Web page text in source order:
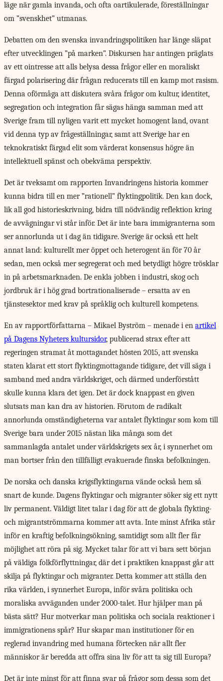
läge när gamla invanda, och ofta oartikulerade, föreställningar
om ”svenskhet” utmanas.
Debatten om den svenska invandringspolitiken har länge släpat
efter utvecklingen ”på marken”. Diskursen har antingen präglats
av ett ointresse att alls belysa dessa frågor eller en moraliskt
färgad polarisering där frågan reducerats till en kamp mot rasism.
Denna oförmåga att diskutera svåra frågor om kultur, identitet,
segregation och integration får sägas hänga samman med att
Sverige fram till nyligen varit ett mycket homogent land, ovant
vid denna typ av frågeställningar, samt att Sverige har en
teknokratiskt färgad elit som värderat konsensus högre än
intellektuell spänst och obekväma perspektiv.
Det är tveksamt om rapporten Invandringens historia kommer
kunna bidra till en mer ”rationell” flyktingpolitik. Den kan dock,
lik all god historieskrivning, bidra till nödvändig reflektion kring
de avvägningar vi står inför. Det är inte bara immigranterna som
ser annorlunda ut i dag än tidigare. Sverige är också ett helt
annat land: kulturellt mer öppet och heterogent än för 70 år
sedan, men också mer segregerat och med betydligt högre trösklar
in på arbetsmarknaden. De enkla jobben i industri, skog och
jordbruk är i hög grad bortrationaliserade – ersatta av en
tjänstesektor med krav på språklig och kulturell kompetens.
En av rapportförfattarna – Mikael Byström – menade i en artikel
på Dagens Nyheters kultursidor, publicerad strax efter att
regeringen stramat åt mottagandet hösten 2015, att svenska
staten klarat ett stort flyktingmottagande tidigare, det vill säga i
samband med andra världskriget, och därmed underförstått
skulle kunna klara det igen. Det är dock knappast en given
slutsats man kan dra av historien. Förutom de radikalt
annorlunda omständigheterna var antalet flyktingar som kom till
Sverige bara under 2015 nästan lika många som det
sammanlagda antalet under världskrigets sex år, i synnerhet om
man bortser från den tillfälligt evakuerade finska befolkningen.
De norska och danska krigsflyktingarna vände också hem så
snart de kunde. Dagens flyktingar och migranter söker sig ett nytt
liv permanent. Väldigt litet talar i dag för att de globala flykting-
och migrantströmmarna kommer att avta. Inte minst Afrika står
inför en kraftig befolkningsökning, samtidigt som allt fler får
möjlighet att röra på sig. Mycket talar för att vi bara sett början
på väldiga folkförflyttningar, där det i praktiken knappast går att
skilja på flyktingar och migranter. Detta kommer att ställa den
rika världen, i synnerhet Europa, inför svåra politiska och
moraliska avväganden under 2000-talet. Hur hjälper man på
bästa sätt? Hur motverkar man politiska och sociala reaktioner i
immigrationens spår? Hur skapar man institutioner för en
reglerad invandring med humana förtecken när allt fler
människor är beredda att offra sina liv för att ta sig till Europa?
Det är inte minst för att finna svar på frågor som dessa som det